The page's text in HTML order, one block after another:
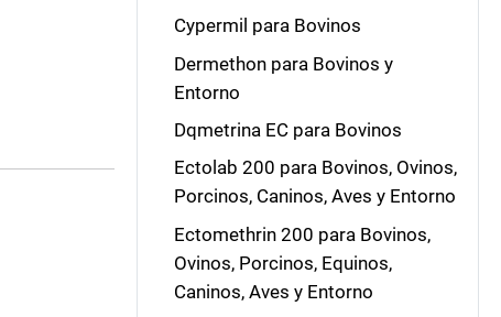
Cypermil para Bovinos
Dermethon para Bovinos y
Entorno
Dqmetrina EC para Bovinos
Ectolab 200 para Bovinos, Ovinos,
Porcinos, Caninos, Aves y Entorno
Ectomethrin 200 para Bovinos,
Ovinos, Porcinos, Equinos,
Caninos, Aves y Entorno